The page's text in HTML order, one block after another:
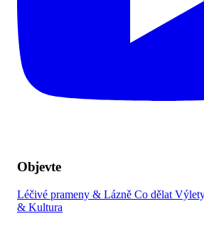
Objevte
Léčivé prameny & Lázně Co dělat
& Kultura